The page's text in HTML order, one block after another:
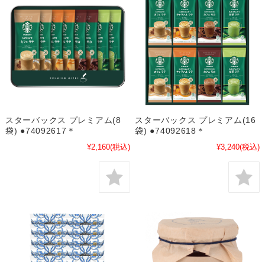
スターバックス プレミアム(8
袋) ●74092617＊
¥2,160(税込)
スターバックス プレミアム(16
袋) ●74092618＊
¥3,240(税込)